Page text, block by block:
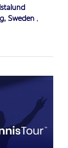
Sweden ,